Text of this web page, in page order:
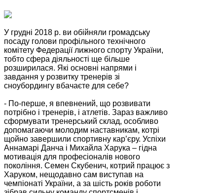
У грудні 2018 р. ви обійняли громадську
посаду голови профільного технічного
комітету Федерації лижного спорту України,
тобто сфера діяльності ще більше
розширилася. Які основні напрями і
завдання у розвитку тренерів зі
сноубордингу вбачаєте для себе?
- По-перше, я впевнений, що розвивати
потрібно і тренерів, і атлетів. Зараз важливо
сформувати тренерський склад, особливо
допомагаючи молодим наставникам, котрі
щойно завершили спортивну кар’єру. Успіхи
Аннамарі Данча і Михайла Харука – гідна
мотивація для професіоналів нового
покоління. Семен Скубенич, котрий працює з
Харуком, нещодавно сам виступав на
чемпіонаті України, а за шість років роботи